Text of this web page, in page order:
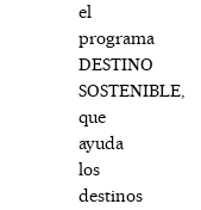
el
programa
DESTINO
SOSTENIBLE,
que
ayuda
los
destinos